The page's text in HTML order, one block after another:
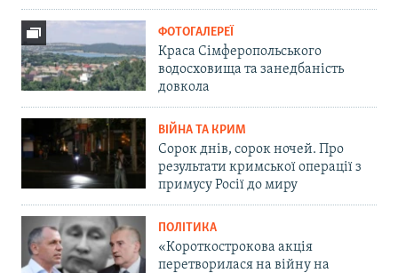
ФОТОГАЛЕРЕЇ
Краса Сімферопольського
водосховища та занедбаність
довкола
ВІЙНА ТА КРИМ
Сорок днів, сорок ночей. Про
результати кримської операції з
примусу Росії до миру
ПОЛІТИКА
«Короткострокова акція
перетворилася на війну на